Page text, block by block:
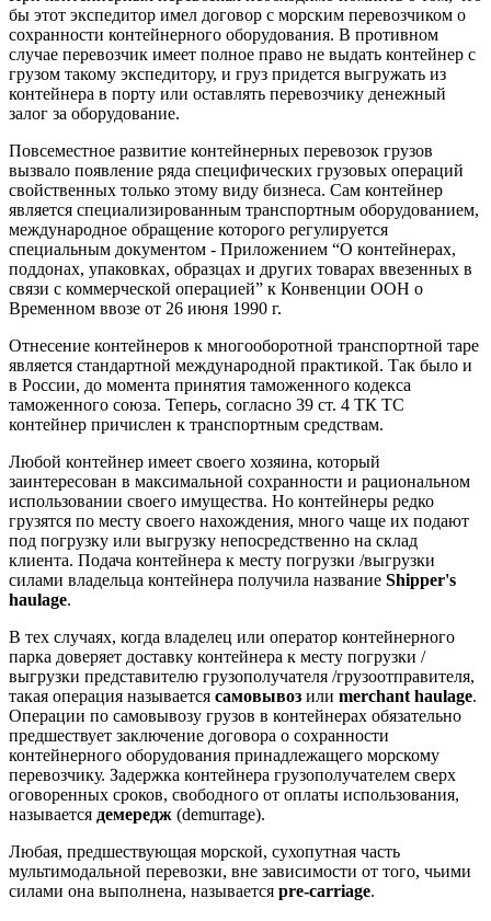
бы этот экспедитор имел договор с морским перевозчиком о
сохранности контейнерного оборудования. В противном
случае перевозчик имеет полное право не выдать контейнер с
грузом такому экспедитору, и груз придется выгружать из
контейнера в порту или оставлять перевозчику денежный
залог за оборудование.
Повсеместное развитие контейнерных перевозок грузов
вызвало появление ряда специфических грузовых операций
свойственных только этому виду бизнеса. Сам контейнер
является специализированным транспортным оборудованием,
международное обращение которого регулируется
специальным документом - Приложением “О контейнерах,
поддонах, упаковках, образцах и других товарах ввезенных в
связи с коммерческой операцией” к Конвенции ООН о
Временном ввозе от 26 июня 1990 г.
Отнесение контейнеров к многооборотной транспортной таре
является стандартной международной практикой. Так было и
в России, до момента принятия таможенного кодекса
таможенного союза. Теперь, согласно 39 ст. 4 ТК ТС
контейнер причислен к транспортным средствам.
Любой контейнер имеет своего хозяина, который
заинтересован в максимальной сохранности и рациональном
использовании своего имущества. Но контейнеры редко
грузятся по месту своего нахождения, много чаще их подают
под погрузку или выгрузку непосредственно на склад
клиента. Подача контейнера к месту погрузки /выгрузки
силами владельца контейнера получила название Shipper's
haulage.
В тех случаях, когда владелец или оператор контейнерного
парка доверяет доставку контейнера к месту погрузки /
выгрузки представителю грузополучателя /грузоотправителя,
такая операция называется самовывоз или merchant haulage.
Операции по самовывозу грузов в контейнерах обязательно
предшествует заключение договора о сохранности
контейнерного оборудования принадлежащего морскому
перевозчику. Задержка контейнера грузополучателем сверх
оговоренных сроков, свободного от оплаты использования,
называется демередж (demurrage).
Любая, предшествующая морской, сухопутная часть
мультимодальной перевозки, вне зависимости от того, чьими
силами она выполнена, называется pre-carriage.